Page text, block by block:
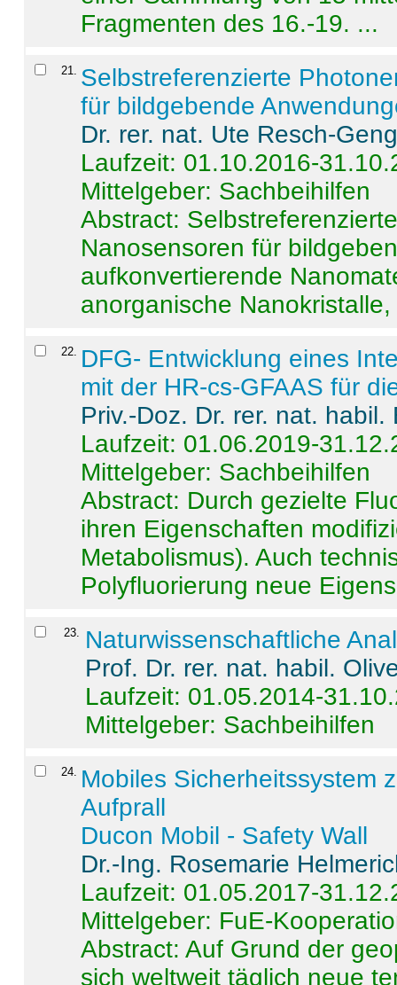
Fragmenten des 16.-19. ...
21
Selbstreferenzierte
für bildgebende
Dr. rer. nat. Ute Resch-
Laufzeit: 01.10.2016-
Mittelgeber: Sachbeihilfen
Abstract:
Nanosensoren für
aufkonvertierende
anorganische
22
DFG- Entwicklung eines
mit der HR-cs-GFAAS für
Priv.-Doz. Dr. rer. nat.
Laufzeit: 01.06.2019-
Mittelgeber: Sachbeihilfen
Abstract: Durch gezielte
ihren Eigenschaften
Metabolismus). Auch
Polyfluorierung neue
23. Naturwissenschaftliche
Prof. Dr. rer. nat. habil.
Laufzeit: 01.05.2014-
Mittelgeber: Sachbeihilfen
24. Mobiles Sicherheitssystem
Aufprall
Ducon Mobil - Safety Wall
Dr.-Ing. Rosemarie
Laufzeit: 01.05.2017-
Mittelgeber: FuE-
Abstract:Auf Grund der
sich weltweit täglich neue